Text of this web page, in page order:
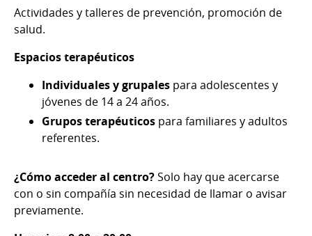
Actividades y talleres de prevención, promoción de
salud.
Espacios terapéuticos
Individuales y grupales para adolescentes y
jóvenes de 14 a 24 años.
Grupos terapéuticos para familiares y adultos
referentes.
¿Cómo acceder al centro?Solo hay que acercarse
con o sin compañía sin necesidad de llamar o avisar
previamente.